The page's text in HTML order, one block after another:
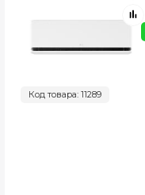
Код товара: 11289